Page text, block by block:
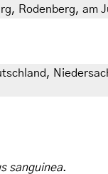
Rodenberg,
sanguinea.